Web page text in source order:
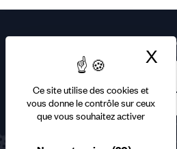
Ce site utilise des cookies et
vous donne le contrôle sur ceux
que vous souhaitez activer
X
accessibles